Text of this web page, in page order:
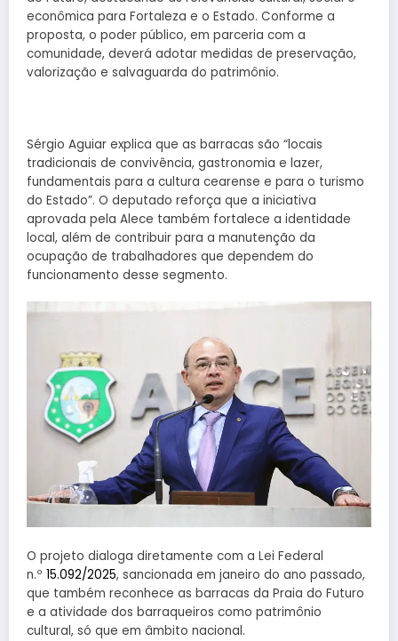
econômica para Fortaleza e o Estado. Conforme a
proposta, o poder público, em parceria com a
comunidade, deverá adotar medidas de preservação,
valorização e salvaguarda do patrimônio.
Sérgio Aguiar explica que as barracas são “locais
tradicionais de convivência, gastronomia e lazer,
fundamentais para a cultura cearense e para o turismo
do Estado”. O deputado reforça que a iniciativa
aprovada pela Alece também fortalece a identidade
local, além de contribuir para a manutenção da
ocupação de trabalhadores que dependem do
funcionamento desse segmento.
O projeto dialoga diretamente com a Lei Federal
n.º 15.092/2025, sancionada em janeiro do ano passado,
que também reconhece as barracas da Praia do Futuro
e a atividade dos barraqueiros como patrimônio
cultural, só que em âmbito nacional.